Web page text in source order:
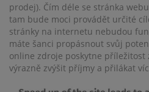
prodej). Čím déle se stránka
tam bude moci provádět určité
stránky na internetu nebudou
máte šanci propásnout svůj
online zdroje poskytne příležitost
výrazně zvýšit příjmy a přilákat